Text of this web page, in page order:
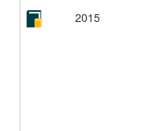
2015